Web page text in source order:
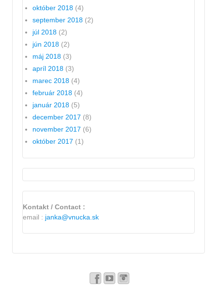
október 2018 (4)
september 2018 (2)
júl 2018 (2)
jún 2018 (2)
máj 2018 (3)
apríl 2018 (3)
marec 2018 (4)
február 2018 (4)
január 2018 (5)
december 2017 (8)
november 2017 (6)
október 2017 (1)
Kontakt / Contact :
email : janka@vnucka.sk